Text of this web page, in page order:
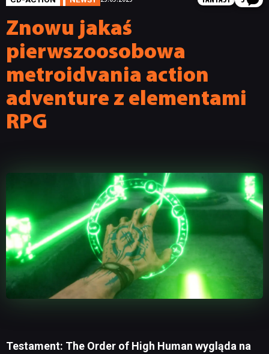
Znowu jakaś
pierwszoosobowa
metroidvania action
adventure z elementami
RPG
Testament: The Order of High Human wygląda na